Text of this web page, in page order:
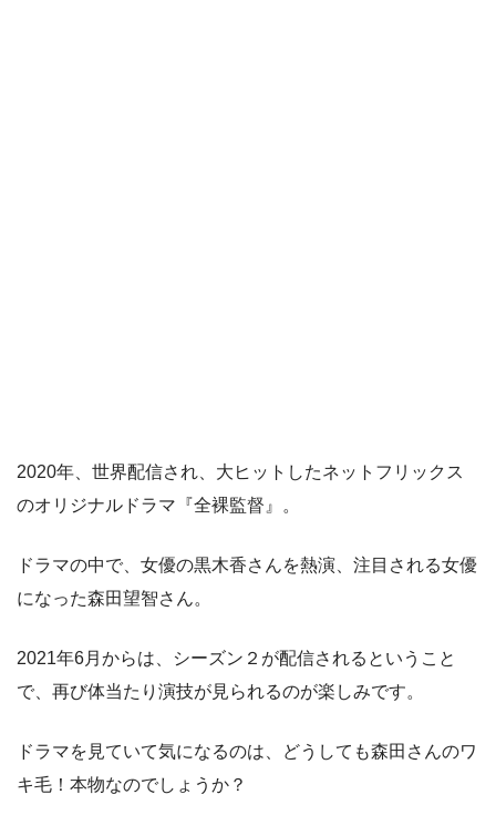
2020年、世界配信され、大ヒットしたネットフリックス
のオリジナルドラマ『全裸監督』。
ドラマの中で、女優の黒木香さんを熱演、注目される女優
になった森田望智さん。
2021年6月からは、シーズン２が配信されるということ
で、再び体当たり演技が見られるのが楽しみです。
ドラマを見ていて気になるのは、どうしても森田さんのワ
キ毛！本物なのでしょうか？